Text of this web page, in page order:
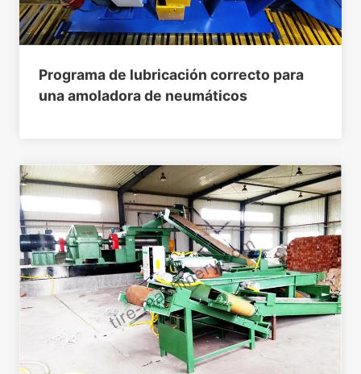
Programa de lubricación correcto para
una amoladora de neumáticos